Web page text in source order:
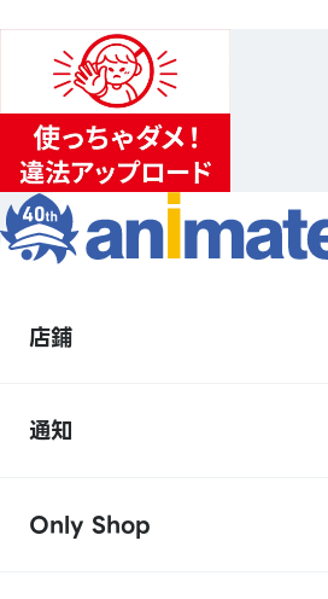
店鋪
通知
Only Shop